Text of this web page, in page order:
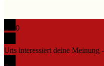
0
Uns interessiert deine Meinung